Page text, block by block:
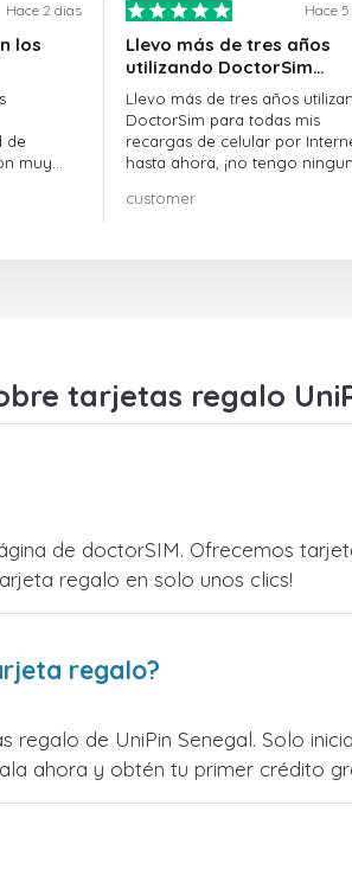
Hace 2 dias
los
de
muy
Hace
Llevo más de tres años
utilizando DoctorSim…
Llevo más de tres años
DoctorSim para todas mis
recargas de celular por
hasta ahora, ¡no tengo
customer
tarjetas regalo
de doctorSIM. Ofrecemos
regalo en solo unos clics!
regalo?
de UniPin Senegal. Solo
ahora y obtén tu primer crédito